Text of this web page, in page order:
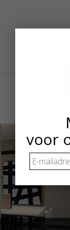
voor
E-
mailadres